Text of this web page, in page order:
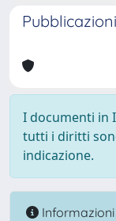
I documenti in
tutti i diritti
indicazione.
Informazioni